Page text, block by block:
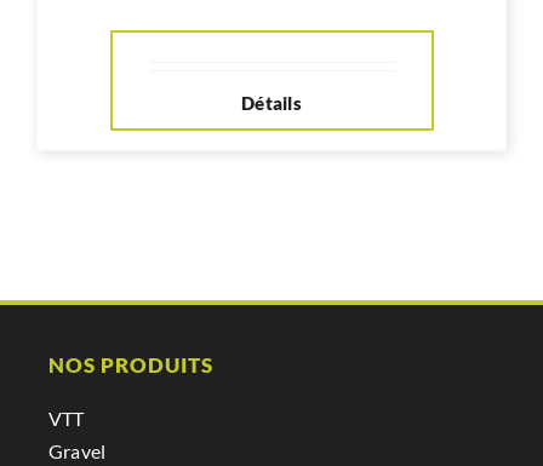
Détails
NOS PRODUITS
VTT
Gravel